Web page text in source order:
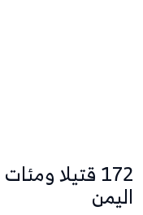
172 قتيلا
اليمن